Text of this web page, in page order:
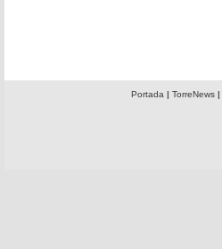
Portada | TorreNews|